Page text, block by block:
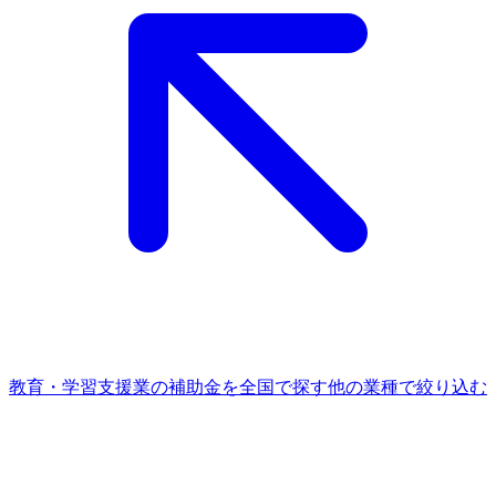
教育・学習支援業の補助金を全国で探す他の業種で絞り込む